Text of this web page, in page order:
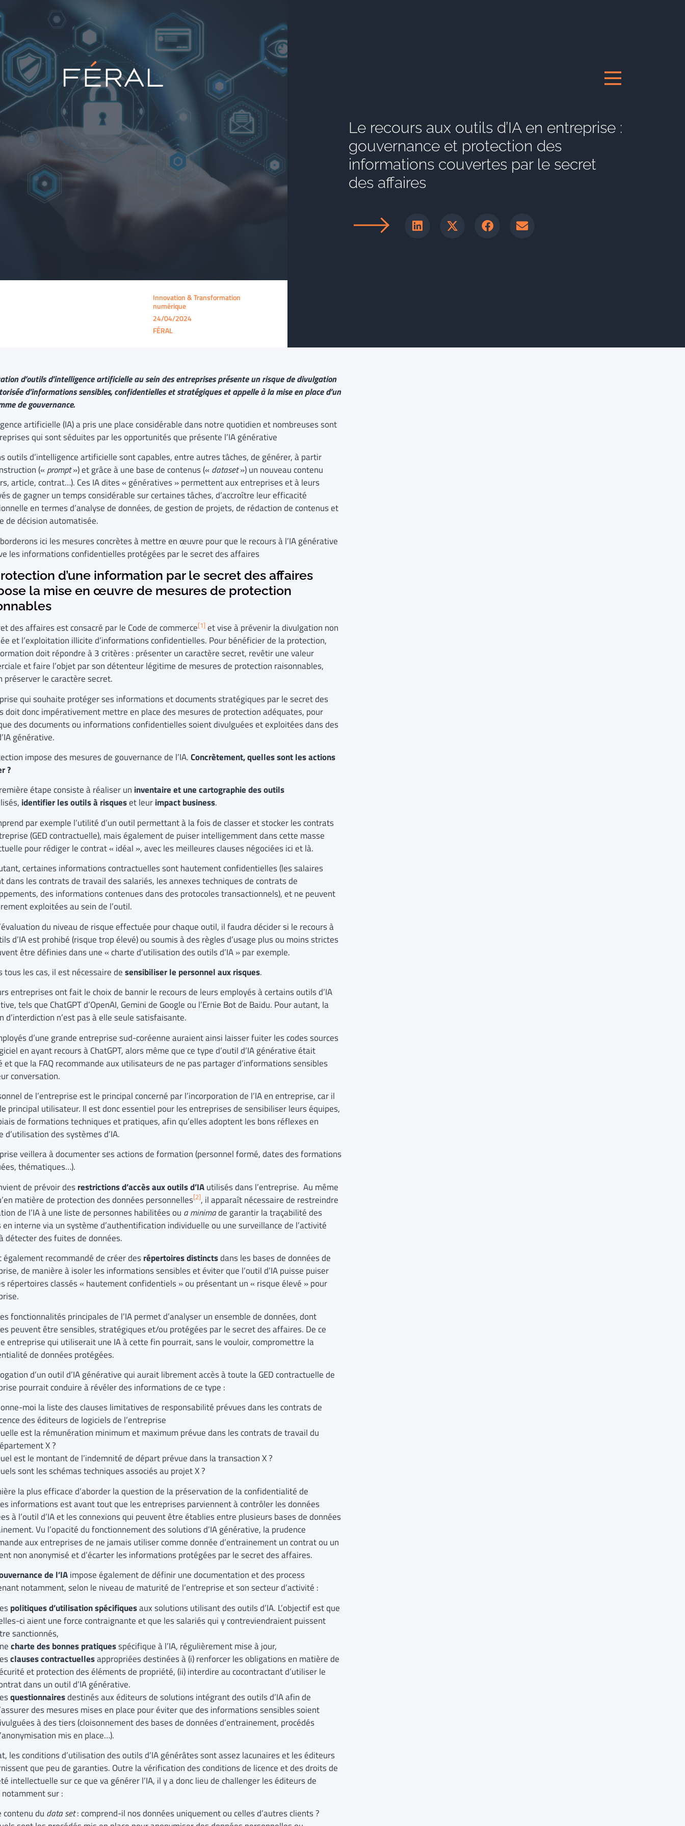
Innovation & Transformation
numérique
24/04/2024
FÉRAL
Le recours aux outils d’IA en entreprise :
gouvernance et protection des
informations couvertes par le secret
des affaires
d’outils d’intelligence artificielle au sein des entreprises présente un risque de divulgation
d’informations sensibles, confidentielles et stratégiques et appelle à la mise en place d’un
de gouvernance.
artificielle (IA) a pris une place considérable dans notre quotidien et nombreuses sont
qui sont séduites par les opportunités que présente l’IA générative
outils d’intelligence artificielle sont capables, entre autres tâches, de générer, à partir
(«prompt») et grâce à une base de contenus (« dataset») un nouveau contenu
article, contrat…). Ces IA dites « génératives » permettent aux entreprises et à leurs
de gagner un temps considérable sur certaines tâches, d’accroître leur efficacité
en termes d’analyse de données, de gestion de projets, de rédaction de contenus et
de décision automatisée.
ici les mesures concrètes à mettre en œuvre pour que le recours à l’IA générative
les informations confidentielles protégées par le secret des affaires
d’une information par le secret des affaires
la mise en œuvre de mesures de protection
des affaires est consacré par le Code de commerce[1] et vise à prévenir la divulgation non
et l’exploitation illicite d’informations confidentielles. Pour bénéficier de la protection,
doit répondre à 3 critères : présenter un caractère secret, revêtir une valeur
et faire l’objet par son détenteur légitime de mesures de protection raisonnables,
préserver le caractère secret.
qui souhaite protéger ses informations et documents stratégiques par le secret des
doit donc impérativement mettre en place des mesures de protection adéquates, pour
des documents ou informations confidentielles soient divulguées et exploitées dans des
générative.
impose des mesures de gouvernance de l’IA.Concrètement, quelles sont les actions
?
étape consiste à réaliser un inventaire et une cartographie des outils
identifier les outils à risqueset leurimpact business.
par exemple l’utilité d’un outil permettant à la fois de classer et stocker les contrats
(GED contractuelle), mais également de puiser intelligemment dans cette masse
pour rédiger le contrat « idéal », avec les meilleures clauses négociées ici et là.
certaines informations contractuelles sont hautement confidentielles (les salaires
dans les contrats de travail des salariés, les annexes techniques de contrats de
des informations contenues dans des protocoles transactionnels), et ne peuvent
exploitées au sein de l’outil.
du niveau de risque effectuée pour chaque outil, il faudra décider si le recours à
d’IA est prohibé (risque trop élevé) ou soumis à des règles d’usage plus ou moins strictes
être définies dans une « charte d’utilisation des outils d’IA » par exemple.
tous les cas, il est nécessaire desensibiliser le personnel aux risques.
entreprises ont fait le choix de bannir le recours de leurs employés à certains outils d’IA
tels que ChatGPT d’OpenAI, Gemini de Google ou l’Ernie Bot de Baidu. Pour autant, la
d’interdiction n’est pas à elle seule satisfaisante.
d’une grande entreprise sud-coréenne auraient ainsi laisser fuiter les codes sources
en ayant recours à ChatGPT, alors même que ce type d’outil d’IA générative était
et que la FAQ recommande aux utilisateurs de ne pas partager d’informations sensibles
conversation.
de l’entreprise est le principal concerné par l’incorporation de l’IA en entreprise, car il
principal utilisateur. Il est donc essentiel pour les entreprises de sensibiliser leurs équipes,
de formations techniques et pratiques, afin qu’elles adoptent les bons réflexes en
d’utilisation des systèmes d’IA.
veillera à documenter ses actions de formation (personnel formé, dates des formations
thématiques…).
de prévoir desrestrictions d’accès aux outils d’IAutilisés dans l’entreprise. Au même
matière de protection des données personnelles[2], il apparaît nécessaire de restreindre
de l’IA à une liste de personnes habilitées ou a minimade garantir la traçabilité des
en interne via un système d’authentification individuelle ou une surveillance de l’activité
détecter des fuites de données.
également recommandé de créer desrépertoires distinctsdans les bases de données de
de manière à isoler les informations sensibles et éviter que l’outil d’IA puisse puiser
répertoires classés « hautement confidentiels » ou présentant un « risque élevé » pour
fonctionnalités principales de l’IA permet d’analyser un ensemble de données, dont
peuvent être sensibles, stratégiques et/ou protégées par le secret des affaires. De ce
entreprise qui utiliserait une IA à cette fin pourrait, sans le vouloir, compromettre la
de données protégées.
d’un outil d’IA générative qui aurait librement accès à toute la GED contractuelle de
pourrait conduire à révéler des informations de ce type :
moi la liste des clauses limitatives de responsabilité prévues dans les contrats de
des éditeurs de logiciels de l’entreprise
est la rémunération minimum et maximum prévue dans les contrats de travail du
X ?
est le montant de l’indemnité de départ prévue dans la transaction X ?
sont les schémas techniques associés au projet X ?
la plus efficace d’aborder la question de la préservation de la confidentialité de
informations est avant tout que les entreprises parviennent à contrôler les données
à l’outil d’IA et les connexions qui peuvent être établies entre plusieurs bases de données
Vu l’opacité du fonctionnement des solutions d’IA générative, la prudence
aux entreprises de ne jamais utiliser comme donnée d’entrainement un contrat ou un
non anonymisé et d’écarter les informations protégées par le secret des affaires.
de l’IAimpose également de définir une documentation et des process
notamment, selon le niveau de maturité de l’entreprise et son secteur d’activité :
politiques d’utilisation spécifiquesaux solutions utilisant des outils d’IA. L’objectif est que
ci aient une force contraignante et que les salariés qui y contreviendraient puissent
sanctionnés,
charte des bonnes pratiquesspécifique à l’IA, régulièrement mise à jour,
clauses contractuellesappropriées destinées à (i) renforcer les obligations en matière de
et protection des éléments de propriété, (ii) interdire au cocontractant d’utiliser le
dans un outil d’IA générative.
questionnairesdestinés aux éditeurs de solutions intégrant des outils d’IA afin de
des mesures mises en place pour éviter que des informations sensibles soient
à des tiers (cloisonnement des bases de données d’entrainement, procédés
mis en place…).
les conditions d’utilisation des outils d’IA générâtes sont assez lacunaires et les éditeurs
que peu de garanties. Outre la vérification des conditions de licence et des droits de
intellectuelle sur ce que va générer l’IA, il y a donc lieu de challenger les éditeurs de
sur :
contenu du data set: comprend-il nos données uniquement ou celles d’autres clients ?